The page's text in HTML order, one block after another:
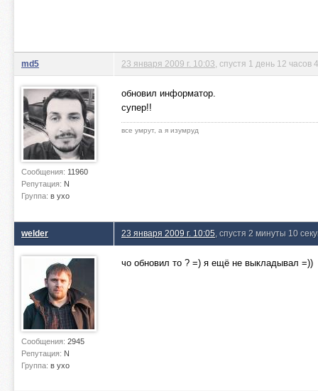
md5
Сообщения: 11960
Репутация: N
Группа: в ухо
23 января 2009 г. 10:03 , спустя 1 день 12 часов
обновил информатор.
супер!!
все умрут, а я изумруд
welder
Сообщения: 2945
Репутация: N
Группа: в ухо
23 января 2009 г. 10:05 , спустя 2 минуты 10
чо обновил то ? =) я ещё не выкладывал =))